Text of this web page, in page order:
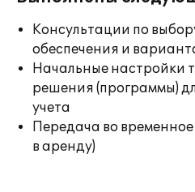
Консультации по
обеспечения и
Начальные настройки
решения (программы)
учета
Передача во
в аренду)